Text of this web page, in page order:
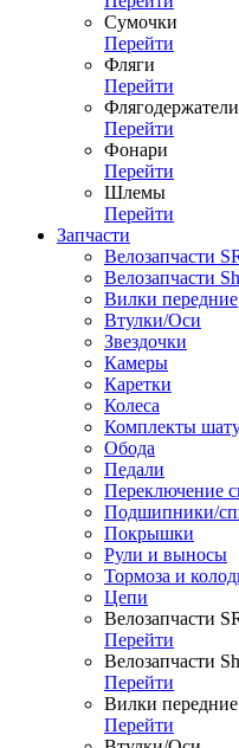
Сумочки
Перейти
Фляги
Перейти
Флягодержатели
Перейти
Фонари
Перейти
Шлемы
Перейти
Запчасти
Велозапчасти
Велозапчасти
Вилки передние
Втулки/Оси
Звездочки
Камеры
Каретки
Колеса
Комплекты
Обода
Педали
Переключение
Подшипники/
Покрышки
Рули и выносы
Тормоза и
Цепи
Велозапчасти
Перейти
Велозапчасти
Перейти
Вилки передние
Перейти